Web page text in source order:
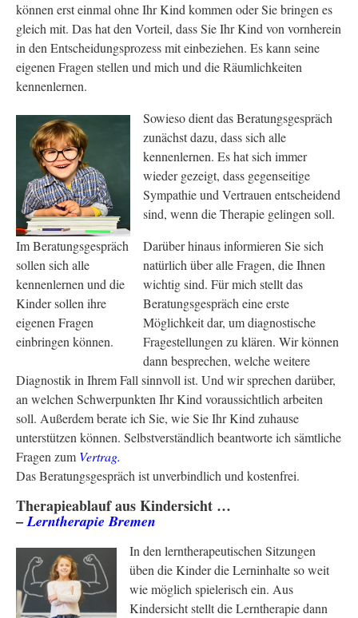
können erst einmal ohne Ihr Kind kommen oder Sie bringen es
gleich mit. Das hat den Vorteil, dass Sie Ihr Kind von vornherein
in den Entscheidungsprozess mit einbeziehen. Es kann seine
eigenen Fragen stellen und mich und die Räumlichkeiten
kennenlernen.
Im Beratungsgespräch
sollen sich alle
kennenlernen und die
Kinder sollen ihre
eigenen Fragen
einbringen können.
Sowieso dient das Beratungsgespräch
zunächst dazu, dass sich alle
kennenlernen. Es hat sich immer
wieder gezeigt, dass gegenseitige
Sympathie und Vertrauen entscheidend
sind, wenn die Therapie gelingen soll.
Darüber hinaus informieren Sie sich
natürlich über alle Fragen, die Ihnen
wichtig sind. Für mich stellt das
Beratungsgespräch eine erste
Möglichkeit dar, um diagnostische
Fragestellungen zu klären. Wir können
dann besprechen, welche weitere
Diagnostik in Ihrem Fall sinnvoll ist. Und wir sprechen darüber,
an welchen Schwerpunkten Ihr Kind voraussichtlich arbeiten
soll. Außerdem berate ich Sie, wie Sie Ihr Kind zuhause
unterstützen können. Selbstverständlich beantworte ich sämtliche
Fragen zum Vertrag.
Das Beratungsgespräch ist unverbindlich und kostenfrei.
Therapieablauf aus Kindersicht …
–Lerntherapie Bremen
In den lerntherapeutischen Sitzungen
üben die Kinder die Lerninhalte so weit
wie möglich spielerisch ein. Aus
Kindersicht stellt die Lerntherapie dann